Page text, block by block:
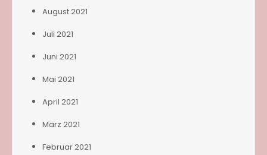
August 2021
Juli 2021
Juni 2021
Mai 2021
April 2021
März 2021
Februar 2021